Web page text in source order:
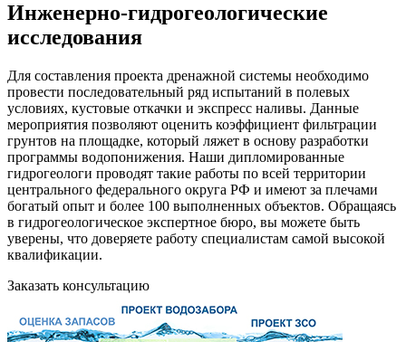
Инженерно-гидрогеологические
исследования
Для составления проекта дренажной системы необходимо
провести последовательный ряд испытаний в полевых
условиях, кустовые откачки и экспресс наливы. Данные
мероприятия позволяют оценить коэффициент фильтрации
грунтов на площадке, который ляжет в основу разработки
программы водопонижения. Наши дипломированные
гидрогеологи проводят такие работы по всей территории
центрального федерального округа РФ и имеют за плечами
богатый опыт и более 100 выполненных объектов. Обращаясь
в гидрогеологическое экспертное бюро, вы можете быть
уверены, что доверяете работу специалистам самой высокой
квалификации.
Заказать консультацию